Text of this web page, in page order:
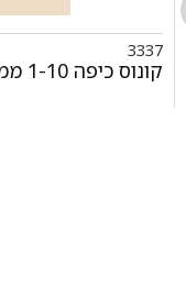
3337
קונוס כיפה 1-10 ממוספר